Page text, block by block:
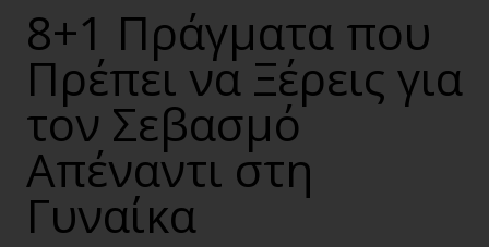
8+1 Πράγματα που
Πρέπει να Ξέρεις για
τον Σεβασμό
Απέναντι στη
Γυναίκα